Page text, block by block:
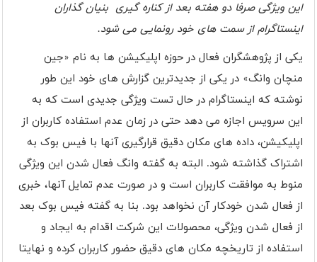
این ویژگی صرفا دو هفته بعد از کناره گیری بنیان‌ گذاران
اینستاگرام از سمت های خود رونمایی می شود.
یکی از پژوهشگران فعال در حوزه اپلیکیشن ها به نام «جین
منچان وانگ» در یکی از جدیدترین گزارش های خود این طور
نوشته که اینستاگرام در حال تست ویژگی جدیدی است که به
این سرویس اجازه می دهد حتی در زمان عدم استفاده کاربران از
اپلیکیشن، داده های مکان دقیق قرارگیری آنها با فیس بوک به
اشتراک گذاشته شود. البته به گفته وانگ فعال شدن این ویژگی
منوط به موافقت کاربران است و در صورت عدم تمایل آنها، خبری
از فعال شدن خودکار آن نخواهد بود. بنا به گفته فیس بوک بعد
از فعال شدن ویژگی، محصولات این شرکت اقدام به ایجاد و
استفاده از تاریخچه مکان های دقیق حضور کاربران کرده و نهایتا